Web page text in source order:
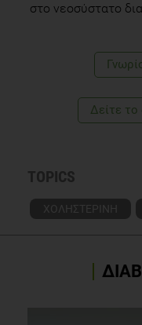
στο νεοσύστατο
Δείτε το
TOPICS
ΧΟΛΗΣΤΕΡΙΝΗ